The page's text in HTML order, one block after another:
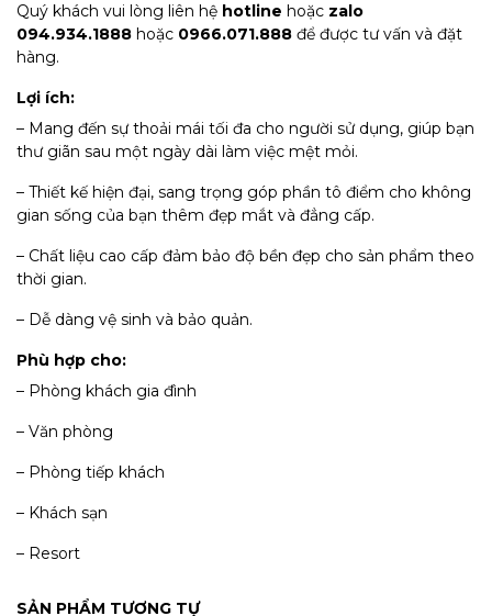
Quý khách vui lòng liên hệ hotline hoặc zalo
094.934.1888 hoặc 0966.071.888 để được tư vấn và đặt
hàng.
Lợi ích:
– Mang đến sự thoải mái tối đa cho người sử dụng, giúp bạn
thư giãn sau một ngày dài làm việc mệt mỏi.
– Thiết kế hiện đại, sang trọng góp phần tô điểm cho không
gian sống của bạn thêm đẹp mắt và đẳng cấp.
– Chất liệu cao cấp đảm bảo độ bền đẹp cho sản phẩm theo
thời gian.
– Dễ dàng vệ sinh và bảo quản.
Phù hợp cho:
– Phòng khách gia đình
– Văn phòng
– Phòng tiếp khách
– Khách sạn
– Resort
SẢN PHẨM TƯƠNG TỰ